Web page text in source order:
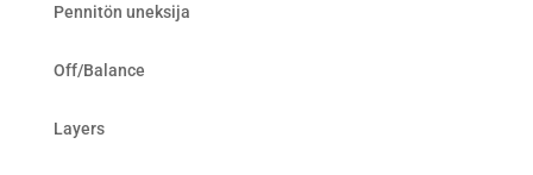
Pennitön uneksija
Off/Balance
Layers